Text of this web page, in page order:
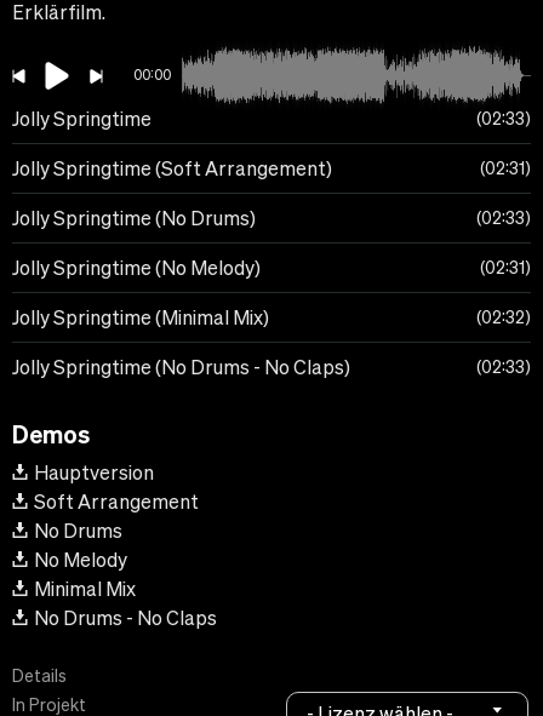
Erklärfilm.
00:00
Jolly Springtime 02:33
Jolly Springtime (Soft Arrangement) 02:31
Jolly Springtime (No Drums) 02:33
Jolly Springtime (No Melody) 02:31
Jolly Springtime (Minimal Mix) 02:32
Jolly Springtime (No Drums - No Claps) 02:33
Demos
Hauptversion
Soft Arrangement
No Drums
No Melody
Minimal Mix
No Drums - No Claps
Details
In Projekt